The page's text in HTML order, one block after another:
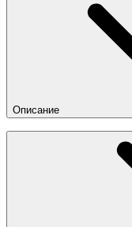
Описание
Однослойная куртка-
Butter. Модель с
и полиэстера с
высокому воротнику
от ветра. Куртка-